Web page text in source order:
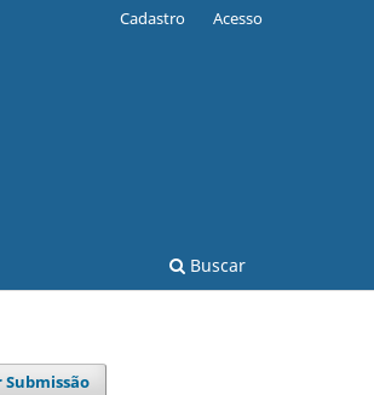
Buscar
Cadastro Acesso
Submissão